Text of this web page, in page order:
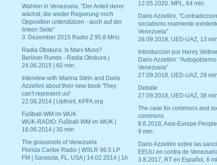
Wahlen in Venezuela: "Der Anteil derer
wächst, die weder Regierung noch
Opposition unterstützen - auch auf der
linken Seite"
3. Dezember 2015 Radio Z 95.8 MHz
Radia Obskura: Is Marx Muss?
Berliner Runde - Radia Obskura |
24.06.2015 | 60 min.
Interview with Marina Sitrin and Dario
Azzellini about their new book 'They
can't represent us!'
22.08.2014 | Upfront, KPFA.org
Fußball-WM im WUK
WUK-RADIO: Fußball-WM im WUK |
16.06.2014 | 30 min
The grassroots of Venezuela
Florida Caribe Radio | WSLR 96.5 LP
FM | Sarasota, FL, USA | 14.02.2014 | 1h
12.05.2020, MPL, 64 min.
Dario Azzellini,
socialismo realmente
Venezuela"
28.09.2018, UED-UAZ, 13
Introducción por Henry
Dario Azzellini:
Venezuela"
27.09.2018, UED-UAZ, 29
Debate
27.09.2018, UED-UAZ, 38
The case for commons and
commons
8.6.2018, Asia-Europe
9 min.
Dario Azzellini sobre las
EEUU en contra de
3.8.2017, RT en Español, 6